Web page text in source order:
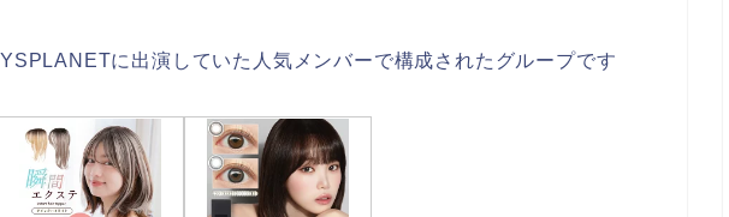
に出演していた人気メンバーで構成されたグループです